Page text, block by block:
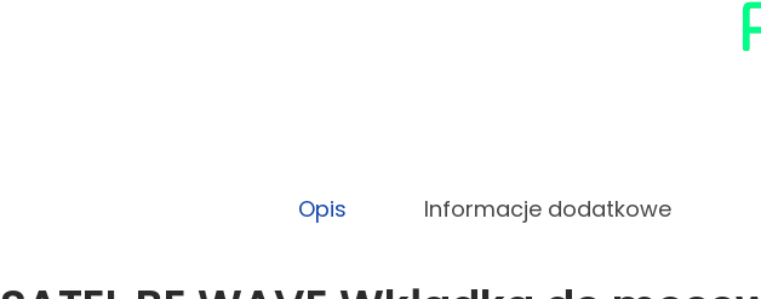
Opis Informacje dodatkowe